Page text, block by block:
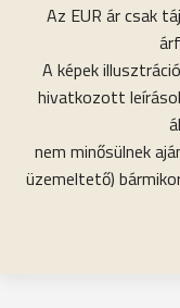
Az EUR ár csak
A képek
hivatkozott
nem minősülnek
üzemeltető)